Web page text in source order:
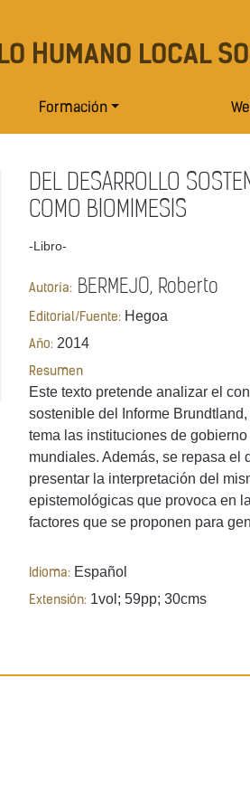
HUMANO LOCAL
Formación
DEL DESARROLLO
COMO BIOMIMESIS
-Libro-
Autoría: BERMEJO, Roberto
Editorial/Fuente: Hegoa
Año: 2014
Resumen
Este texto pretende analizar el
sostenible del Informe
tema las instituciones de
mundiales. Además, se repasa el
presentar la interpretación del
epistemológicas que provoca en
factores que se proponen para
Idioma: Español
Extensión: 1vol; 59pp; 30cms